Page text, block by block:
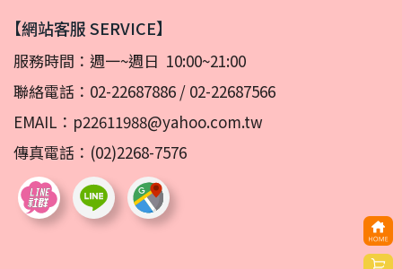
【網站客服 SERVICE】
服務時間：週一~週日 10:00~21:00
聯絡電話： 02-22687886 / 02-22687566
EMAIL： p22611988@yahoo.com.tw
傳真電話：(02)2268-7576